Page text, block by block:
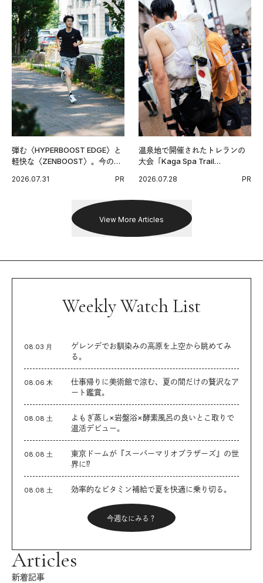
弾む〈HYPERBOOST EDGE〉と
軽快な〈ZENBOOST〉。今の時
出した新機軸。
2026.07.31 PR
温泉地で開催されたトレランの
大会「Kaga Spa Trail
戦を夢見るランナーたちの奮闘
2026.07.28 PR
View More Articles
Weekly Watch List
08.03 月
ゲレンデでお馴染みの高原を上空から眺めてみ
る。
08.06 木
仕事帰りに美術館で涼む、夏の間だけの贅沢なア
ート鑑賞。
08.08 土
よもぎ蒸し×岩盤浴×酵素風呂の良いとこ取りで
温活デビュー。
08.08 土
東京ドームが『スーパーマリオブラザーズ』の世
界に⁉︎
08.08 土 効率的なビタミン補給で夏を快適に乗り切る。
今週なにみる？
Articles
新着記事